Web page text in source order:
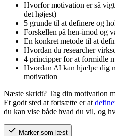
Hvorfor motivation er så
det højest)
5 grunde til at definere og
Forskellen på hen-imod og
En konkret metode til at
Hvordan du researcher
4 principper for at formidle
Hvordan AI kan hjælpe dig
motivation
Næste skridt? Tag din motivation
Et godt sted at fortsætte er at
du kan vise både hvad du vil, og
Marker som læst